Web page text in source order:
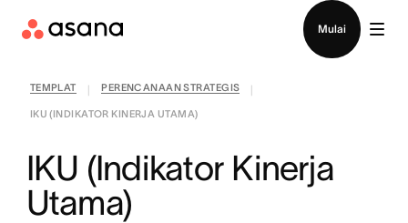
Mulai
TEMPLAT PERENCANAAN STRATEGIS
IKU (INDIKATOR KINERJA UTAMA)
IKU (Indikator Kinerja
Utama)